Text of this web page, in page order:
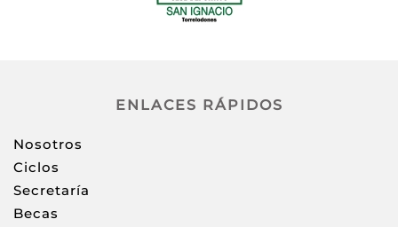
ENLACES RÁPIDOS
Nosotros
Ciclos
Secretaría
Becas